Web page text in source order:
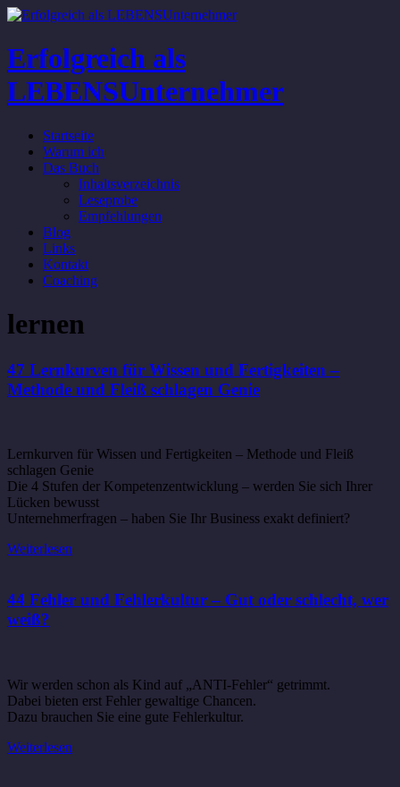
Erfolgreich als
LEBENSUnternehmer
Startseite
Warum ich
Das Buch
Inhaltsverzeichnis
Leseprobe
Empfehlungen
Blog
Links
Kontakt
Coaching
lernen
47 Lernkurven für Wissen und Fertigkeiten –
Methode und Fleiß schlagen Genie
Lernkurven für Wissen und Fertigkeiten – Methode und Fleiß
schlagen Genie
Die 4 Stufen der Kompetenzentwicklung – werden Sie sich Ihrer
Lücken bewusst
Unternehmerfragen – haben Sie Ihr Business exakt definiert?
Weiterlesen
44 Fehler und Fehlerkultur – Gut oder schlecht, wer
weiß?
Wir werden schon als Kind auf „ANTI-Fehler“ getrimmt.
Dabei bieten erst Fehler gewaltige Chancen.
Dazu brauchen Sie eine gute Fehlerkultur.
Weiterlesen